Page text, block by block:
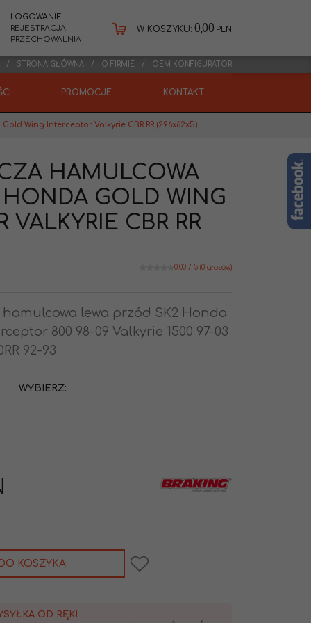
LOGOWANIE
REJESTRACJA
PRZECHOWALNIA
W KOSZYKU: 0,00 PLN
STRONA GŁÓWNA O FIRMIE OEM KONFIGURATOR
PROMOCJE KONTAKT
Wing Interceptor Valkyrie CBR RR (296x62x5)
HAMULCOWA
HONDA GOLD WING
VALKYRIE CBR RR
0.00 / 5 (0 głosów)
hamulcowa lewa przód SK2 Honda
800 98-09 Valkyrie 1500 97-03
92-93
WYBIERZ:
KOSZYKA
OD RĘKI